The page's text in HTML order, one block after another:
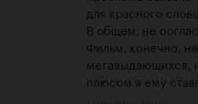
для красного
В общем, не
Фильм, конечно,
мегавыдающихся,
плюсом я ему